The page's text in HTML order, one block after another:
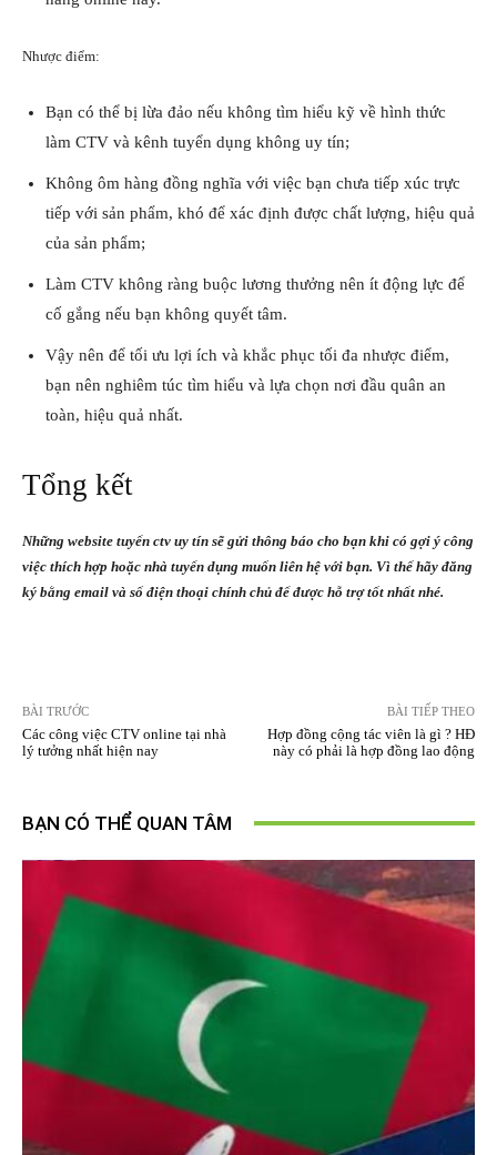
Nhược điểm:
Bạn có thể bị lừa đảo nếu không tìm hiểu kỹ về hình thức
làm CTV và kênh tuyển dụng không uy tín;
Không ôm hàng đồng nghĩa với việc bạn chưa tiếp xúc trực
tiếp với sản phẩm, khó để xác định được chất lượng, hiệu quả
của sản phẩm;
Làm CTV không ràng buộc lương thưởng nên ít động lực để
cố gắng nếu bạn không quyết tâm.
Vậy nên để tối ưu lợi ích và khắc phục tối đa nhược điểm,
bạn nên nghiêm túc tìm hiểu và lựa chọn nơi đầu quân an
toàn, hiệu quả nhất.
Tổng kết
Những website tuyển ctv uy tín sẽ gửi thông báo cho bạn khi có gợi ý công
việc thích hợp hoặc nhà tuyển dụng muốn liên hệ với bạn. Vì thế hãy đăng
ký bằng email và số điện thoại chính chủ để được hỗ trợ tốt nhất nhé.
BÀI TRƯỚC
Các công việc CTV online tại nhà
lý tưởng nhất hiện nay
BÀI TIẾP THEO
Hợp đồng cộng tác viên là gì ? HĐ
này có phải là hợp đồng lao động
BẠN CÓ THỂ QUAN TÂM